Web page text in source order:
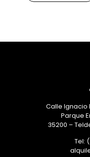
Calle Ignacio
Parque
35200 –
Tel: